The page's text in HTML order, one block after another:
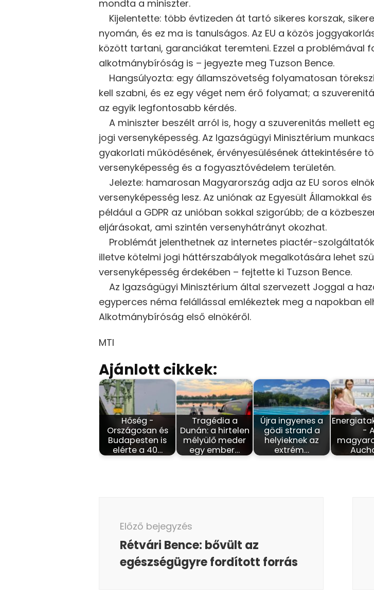
mondta a miniszter.
Kijelentette: több évtizeden át tartó sikeres korszak,
nyomán, és ez ma is tanulságos. Az EU a közös
között tartani, garanciákat teremteni. Ezzel a problémával
alkotmánybíróság is – jegyezte meg Tuzson Bence.
Hangsúlyozta: egy államszövetség folyamatosan
kell szabni, és ez egy véget nem érő folyamat; a
az egyik legfontosabb kérdés.
A miniszter beszélt arról is, hogy a szuverenitás mellett
jogi versenyképesség. Az Igazságügyi Minisztérium
gyakorlati működésének, érvényesülésének áttekintésére
versenyképesség és a fogyasztóvédelem területén.
Jelezte: hamarosan Magyarország adja az EU soros
versenyképesség lesz. Az uniónak az Egyesült Államokkal
például a GDPR az unióban sokkal szigorúbb; de a
eljárásokat, ami szintén versenyhátrányt okozhat.
Problémát jelenthetnek az internetes piactér-
illetve kötelmi jogi háttérszabályok megalkotására lehet
versenyképesség érdekében – fejtette ki Tuzson Bence.
Az Igazságügyi Minisztérium által szervezett Joggal a
egyperces néma felállással emlékeztek meg a napokban
Alkotmánybíróság első elnökéről.
MTI
Ajánlott cikkek:
Hőség -
Országosan és
Budapesten is
elérte a 40…
Tragédia a
Dunán: a hirtelen
mélyülő meder
egy ember…
Újra ingyenes a
gödi strand a
helyieknek az
extrém…
-
navigáció
Előző bejegyzés
Rétvári Bence: bővült az
egészségügyre fordított forrás